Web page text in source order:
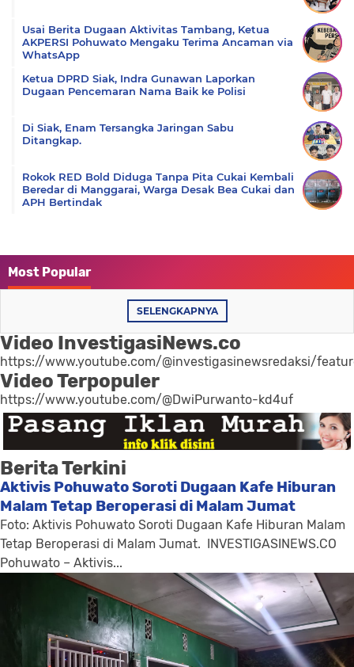
Usai Berita Dugaan Aktivitas Tambang, Ketua
AKPERSI Pohuwato Mengaku Terima Ancaman via
WhatsApp
Ketua DPRD Siak, Indra Gunawan Laporkan
Dugaan Pencemaran Nama Baik ke Polisi
Di Siak, Enam Tersangka Jaringan Sabu
Ditangkap.
Rokok RED Bold Diduga Tanpa Pita Cukai Kembali
Beredar di Manggarai, Warga Desak Bea Cukai dan
APH Bertindak
Most Popular
SELENGKAPNYA
Video InvestigasiNews.co
https://www.youtube.com/@investigasinewsredaksi/
Video Terpopuler
https://www.youtube.com/@DwiPurwanto-kd4uf
Berita Terkini
Aktivis Pohuwato Soroti Dugaan Kafe Hiburan
Malam Tetap Beroperasi di Malam Jumat
Foto: Aktivis Pohuwato Soroti Dugaan Kafe Hiburan Malam
Tetap Beroperasi di Malam Jumat. INVESTIGASINEWS.CO
Pohuwato – Aktivis...